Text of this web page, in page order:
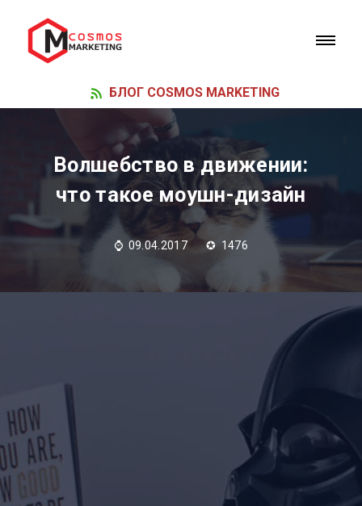
БЛОГ COSMOS MARKETING
Волшебство в движении:
что такое моушн-дизайн
⌚ 09.04.2017 ✪ 1476